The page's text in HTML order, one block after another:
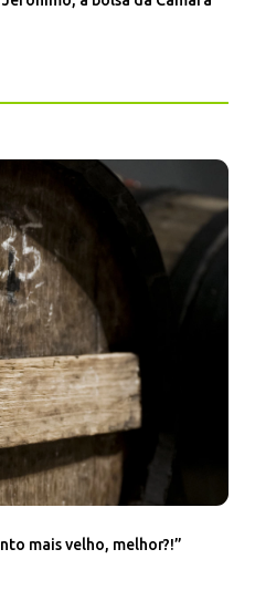
mais velho, melhor?!”